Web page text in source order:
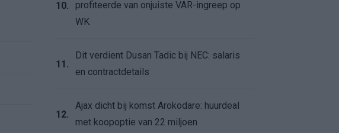
10.
profiteerde van onjuiste VAR-ingreep op
WK
11.
Dit verdient Dusan Tadic bij NEC: salaris
en contractdetails
12.
Ajax dicht bij komst Arokodare: huurdeal
met koopoptie van 22 miljoen